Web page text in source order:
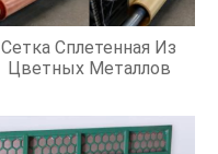
Сетка Сплетенная Из
Цветных Металлов